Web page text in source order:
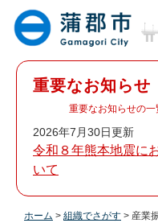
重要なお知らせ
2026年7月30日更新
令和８年熊本地震に
いて
重要なお知らせの一
ホーム > 組織でさがす > 産業